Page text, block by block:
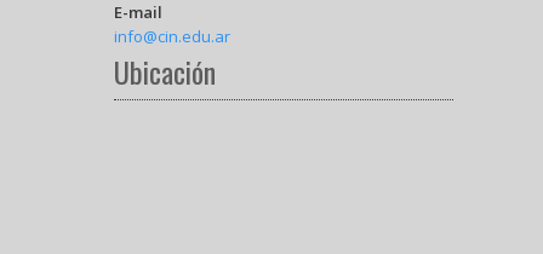
E-mail
info@cin.edu.ar
Ubicación